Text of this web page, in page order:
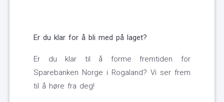
Er du klar for å bli med på laget?
Er du klar til å forme fremtiden for
Sparebanken Norge i Rogaland? Vi ser frem
til å høre fra deg!